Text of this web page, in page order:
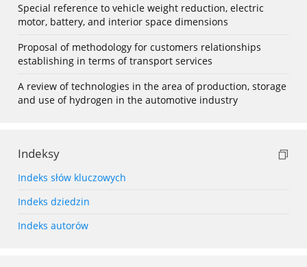
Special reference to vehicle weight reduction, electric
motor, battery, and interior space dimensions
Proposal of methodology for customers relationships
establishing in terms of transport services
A review of technologies in the area of production, storage
and use of hydrogen in the automotive industry
Indeksy
Indeks słów kluczowych
Indeks dziedzin
Indeks autorów